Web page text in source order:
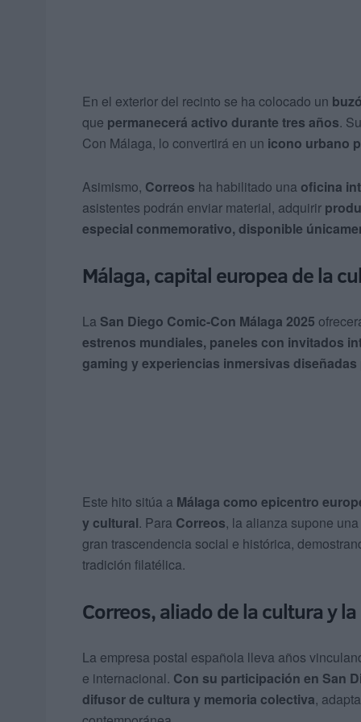
En el exterior del recinto se ha colocado un
que permanecerá activo durante tres años.
Con Málaga, lo convertirá en un icono urbano
Asimismo, Correos ha habilitado una oficina
asistentes podrán enviar material, adquirir
especial conmemorativo, disponible
Málaga, capital europea de la
La San Diego Comic-Con Málaga 2025
estrenos mundiales, paneles con invitados
gaming y experiencias inmersivas
Este hito sitúa a Málaga como epicentro
y cultural. Para Correos, la alianza supone
gran trascendencia social e histórica,
tradición filatélica.
Correos, aliado de la cultura y
La empresa postal española lleva años
e internacional. Con su participación en San
difusor de cultura y memoria colectiva,